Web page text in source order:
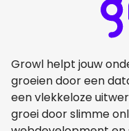
Growl helpt jouw
groeien door een
een vlekkeloze
groei door slimme